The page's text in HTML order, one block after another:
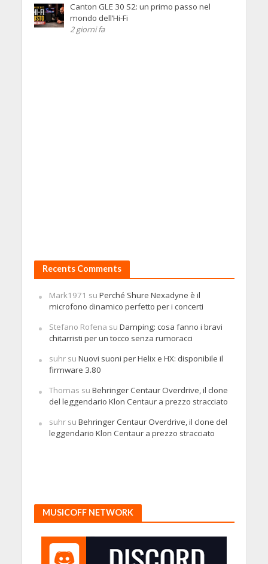
Canton GLE 30 S2: un primo passo nel
mondo dell’Hi-Fi
2 giorni fa
Recents Comments
Mark1971 su Perché Shure Nexadyne è il
microfono dinamico perfetto per i concerti
Stefano Rofena su Damping: cosa fanno i bravi
chitarristi per un tocco senza rumoracci
suhrsu Nuovi suoni per Helix e HX: disponibile il
firmware 3.80
Thomas su Behringer Centaur Overdrive, il clone
del leggendario Klon Centaur a prezzo stracciato
suhrsu Behringer Centaur Overdrive, il clone del
leggendario Klon Centaur a prezzo stracciato
MUSICOFF NETWORK